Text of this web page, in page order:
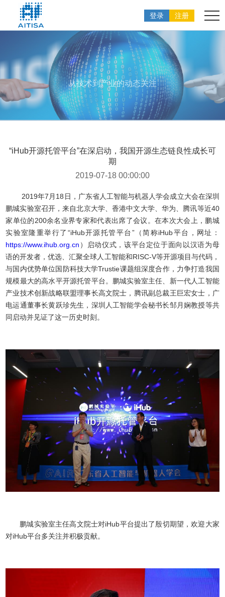
登录 注册
从技术到产业的动态关注
“iHub开源托管平台”在深启动，我国开源生态链良性成长可
期
2019-07-18 00:00:00
2019年7月18日，广东省人工智能与机器人学会成立大会在深圳
鹏城实验室召开，来自北京大学、香港中文大学、华为、腾讯等近40
家单位的200余名业界专家和代表出席了会议。在本次大会上，鹏城
实验室隆重举行了“iHub开源托管平台”（简称iHub平台，网址：
https://www.ihub.org.cn ）启动仪式，该平台定位于面向以汉语为母
语的开发者，优选、汇聚全球人工智能和RISC-V等开源项目与代码，
与国内优势单位国防科技大学Trustie课题组深度合作，力争打造我国
规模最大的高水平开源托管平台。鹏城实验室主任、新一代人工智能
产业技术创新战略联盟理事长高文院士，腾讯副总裁王巨宏女士，广
电运通董事长黄跃珍先生，深圳人工智能学会秘书长邹月娴教授等共
同启动并见证了这一历史时刻。
鹏城实验室主任高文院士对iHub平台提出了殷切期望，欢迎大家
对iHub平台多关注并积极贡献。